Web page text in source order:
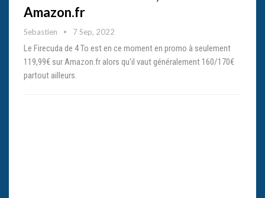
Amazon.fr
Sebastien 7 Sep, 2022
Le Firecuda de 4 To est en ce moment en promo à seulement
119,99€ sur Amazon.fr alors qu'il vaut généralement 160/170€
partout ailleurs.